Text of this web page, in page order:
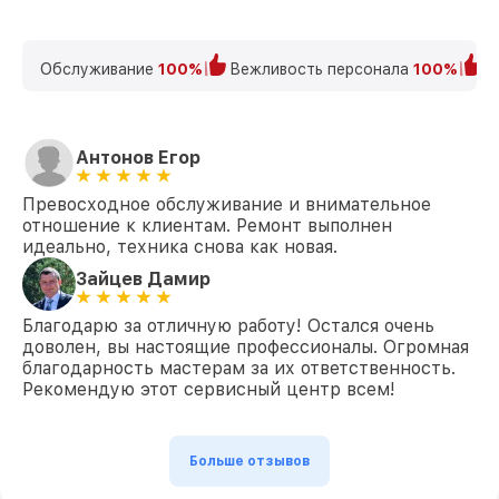
Обслуживание 100% Вежливость персонала 100%
Антонов Егор
Превосходное обслуживание и внимательное
отношение к клиентам. Ремонт выполнен
идеально, техника снова как новая.
Зайцев Дамир
Благодарю за отличную работу! Остался очень
доволен, вы настоящие профессионалы. Огромная
благодарность мастерам за их ответственность.
Рекомендую этот сервисный центр всем!
Больше отзывов